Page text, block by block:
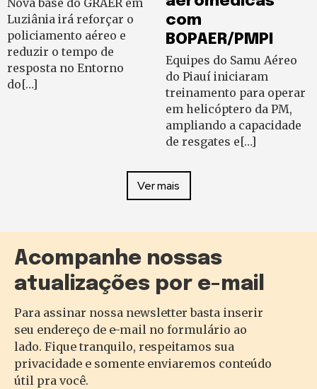
Nova base do GRAER em
Luziânia irá reforçar o
policiamento aéreo e
reduzir o tempo de
resposta no Entorno
do[…]
com
BOPAER/PMPI
Equipes do Samu Aéreo
do Piauí iniciaram
treinamento para operar
em helicóptero da PM,
ampliando a capacidade
de resgates e[…]
Ver mais
Acompanhe nossas
atualizações por e-mail
Para assinar nossa newsletter basta inserir
seu endereço de e-mail no formulário ao
lado. Fique tranquilo, respeitamos sua
privacidade e somente enviaremos conteúdo
útil pra você.